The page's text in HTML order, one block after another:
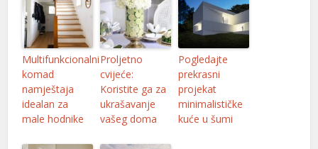
Multifunkcionalni
komad
namještaja
idealan za
male hodnike
Proljetno
cvijeće:
Koristite ga za
ukrašavanje
vašeg doma
Pogledajte
prekrasni
projekat
minimalističke
kuće u šumi